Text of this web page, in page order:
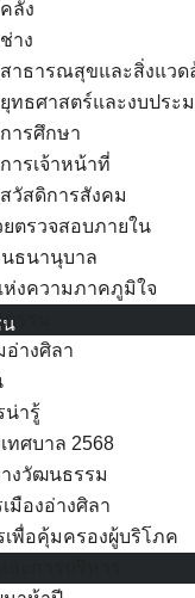
ลัง
าง
าธารณสุขและสิ่งแวด
ทธศาสตร์และงบประ
ารศึกษา
ารเจ้าหน้าที่
วัสดิการสังคม
ตรวจสอบภายใน
ธนานุบาล
ห่งความภาคภูมิใจ
รรม
อ่างศิลา
น่ารู้
ทศบาล 2568
งวัฒนธรรม
มืองอ่างศิลา
เพื่อคุ้มครองผู้บริโภค
ะการบริหาร
งศิลา
ทศบาลเมืองอ่างศิลา 90/338
ง จ.ชลบุรี 20000
100-104
น
ร์ม, เอกสาร
ชน/คู่มือการปฏิบัติงาน
อิเล็กทรอนิกส์
Management)